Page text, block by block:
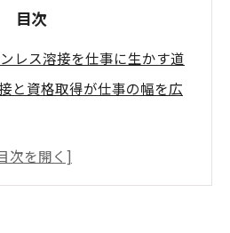
目次
レス溶接を仕事に生かす道
と資格取得が仕事の幅を広
現するステンレス溶接の専